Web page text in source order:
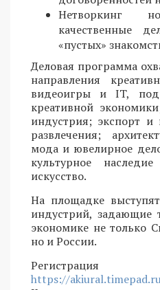
Нетворкинг
качественные
«пустых»
Деловая программа
направления
видеоигры и IT,
креативной
индустрия; экспорт
развлечения;
мода и ювелирное
культурное
искусство.
На площадке
индустрий, задающие
экономике не только
но и России.
https://